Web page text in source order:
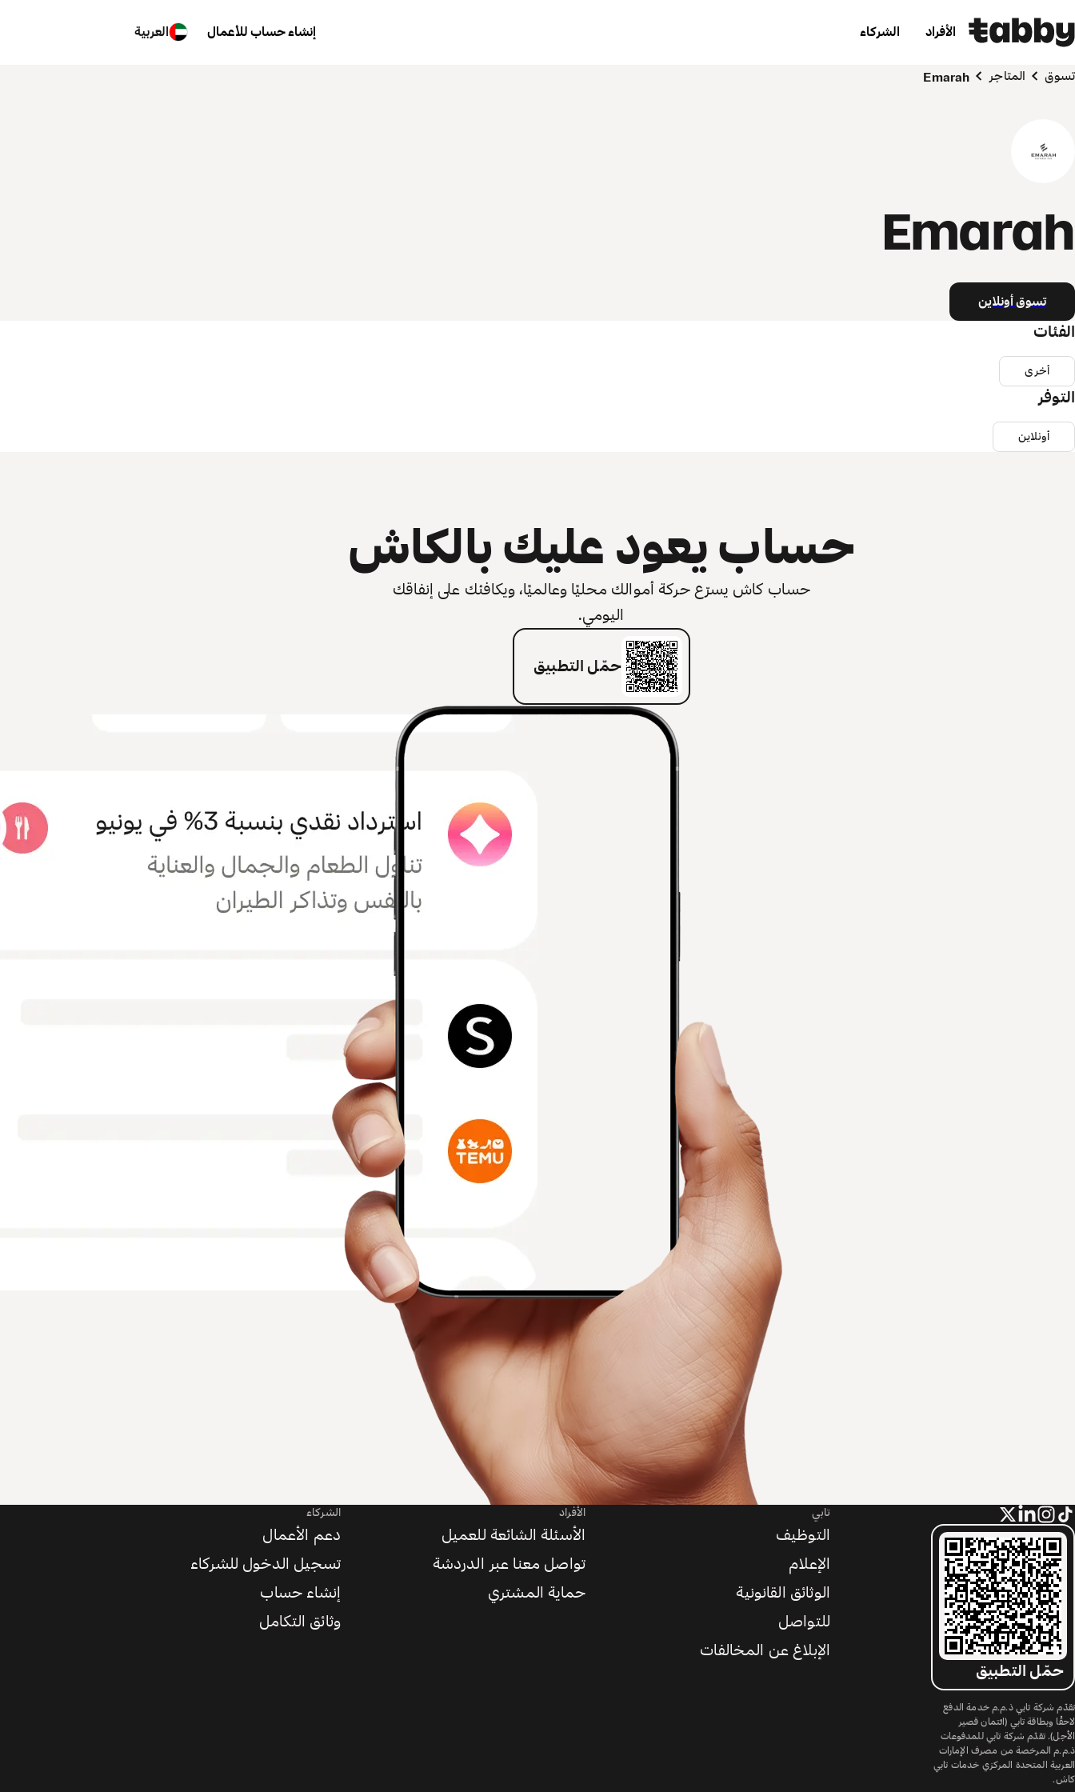
الأفراد الشركاء إنشاء حساب للأعمال العربية
تسوق المتاجر Emarah
Emarah
تسوق أونلاين
الفئات
أخرى
التوفر
أونلاين
حساب يعود عليك بالكاش
حساب كاش يسرّع حركة أموالك محليًا وعالميًا، ويكافئك على إنفاقك
اليومي.
حمّل التطبيق
حمّل التطبيق
تقدّم شركة تابي ذ.م.م خدمة الدفع
لاحقًا وبطاقة تابي (ائتمان قصير
الأجل). تقدّم شركة تابي للمدفوعات
ذ.م.م المرخصة من مصرف الإمارات
العربية المتحدة المركزي خدمات تابي
كاش.
تابي
التوظيف
الإعلام
الوثائق القانونية
للتواصل
الإبلاغ عن المخالفات
الأفراد
الأسئلة الشائعة للعميل
تواصل معنا عبر الدردشة
حماية المشتري
الشركاء
دعم الأعمال
تسجيل الدخول للشركاء
إنشاء حساب
وثائق التكامل